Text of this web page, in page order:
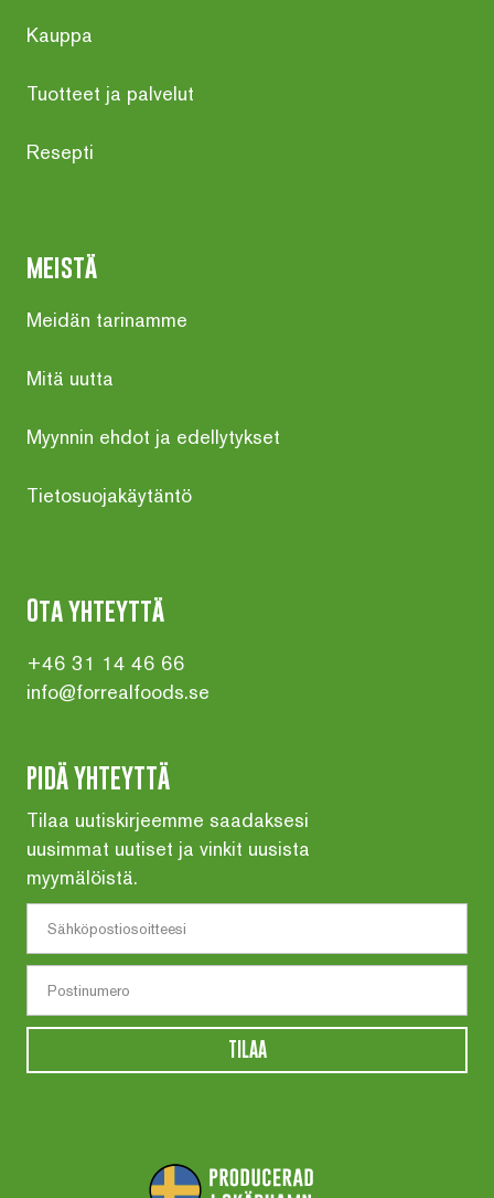
Kauppa
Tuotteet ja palvelut
Resepti
meistä
Meidän tarinamme
Mitä uutta
Myynnin ehdot ja edellytykset
Tietosuojakäytäntö
Ota yhteyttä
+46 31 14 46 66
info@forrealfoods.se
PIDÄ YHTEYTTÄ
Tilaa uutiskirjeemme saadaksesi
uusimmat uutiset ja vinkit uusista
myymälöistä.
TILAA